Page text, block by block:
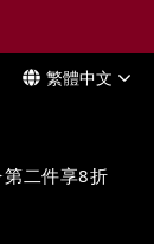
繁體中文
二件享8折